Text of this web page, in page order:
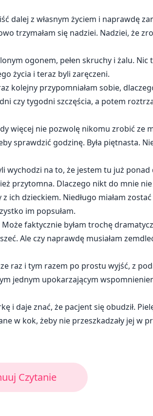
dalej z własnym życiem i naprawdę
trzymałam się nadziei. Nadziei, że
ogonem, pełen skruchy i żalu. Nic
życia i teraz byli zaręczeni.
kolejny przypomniałam sobie,
czy tygodni szczęścia, a potem
więcej nie pozwolę nikomu zrobić ze
sprawdzić godzinę. Była piętnasta.
wychodzi na to, że jestem tu już
przytomna. Dlaczego nikt do mnie nie
dzieckiem. Niedługo miałam
im popsułam.
faktycznie byłam trochę
Ale czy naprawdę musiałam
raz i tym razem po prostu wyjść, z
jednym upokarzającym
i daje znać, że pacjent się obudził.
w kok, żeby nie przeszkadzały jej w
Czytanie